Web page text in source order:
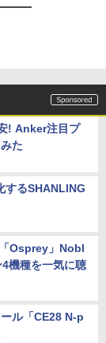
! Anker注目プ
た
するSHANLING
Osprey」Nobl
機種を一気に聴
ル「CE28 N-p